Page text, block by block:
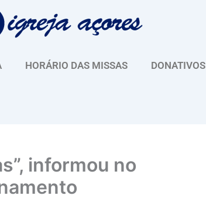
HORÁRIO DAS MISSAS DONATIVOS
informou no